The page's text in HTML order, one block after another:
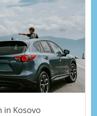
in Kosovo